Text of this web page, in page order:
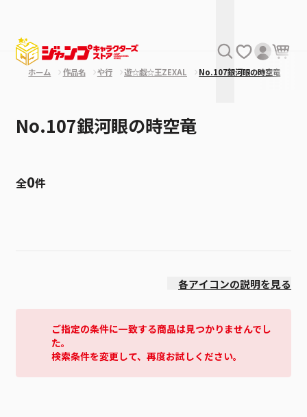
ホーム 作品名 や行 遊☆戯☆王ZEXAL No.107銀河眼の時空竜
No.107銀河眼の時空竜
全0件
各アイコンの説明を見る
ご指定の条件に一致する商品は見つかりませんでし
た。
検索条件を変更して、再度お試しください。